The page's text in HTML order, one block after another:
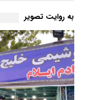
به روایت تصویر